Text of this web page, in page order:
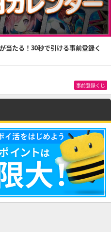
当たる！30秒で引ける事前登録く
事前登録くじ